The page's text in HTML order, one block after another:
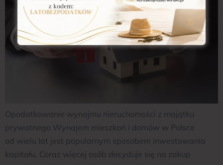
Opodatkowanie wynajmu nieruchomości z majątku
prywatnego Wynajem mieszkań i domów w Polsce
od wielu lat jest popularnym sposobem inwestowania
kapitału. Coraz więcej osób decyduje się na zakup